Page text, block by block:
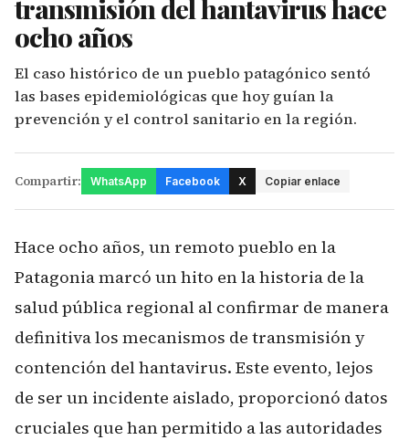
transmisión del hantavirus hace
ocho años
El caso histórico de un pueblo patagónico sentó
las bases epidemiológicas que hoy guían la
prevención y el control sanitario en la región.
Compartir: WhatsApp Facebook X Copiar enlace
Hace ocho años, un remoto pueblo en la
Patagonia marcó un hito en la historia de la
salud pública regional al confirmar de manera
definitiva los mecanismos de transmisión y
contención del hantavirus. Este evento, lejos
de ser un incidente aislado, proporcionó datos
cruciales que han permitido a las autoridades